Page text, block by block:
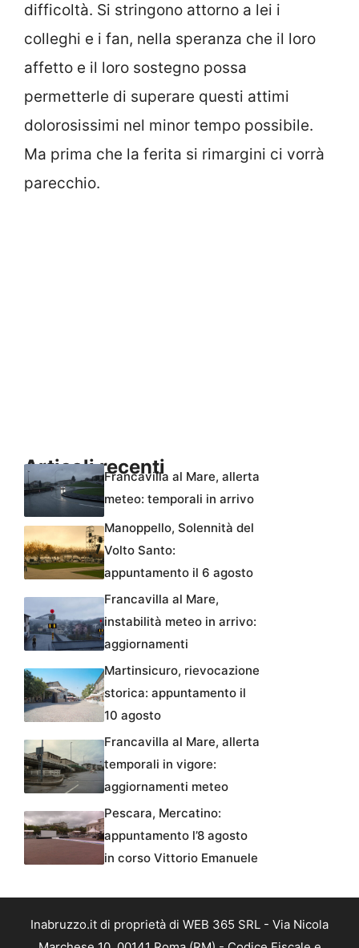
difficoltà. Si stringono attorno a lei i
colleghi e i fan, nella speranza che il loro
affetto e il loro sostegno possa
permetterle di superare questi attimi
dolorosissimi nel minor tempo possibile.
Ma prima che la ferita si rimargini ci vorrà
parecchio.
Articoli recentiFrancavilla al Mare, allerta
meteo: temporali in arrivo
Manoppello, Solennità del
Volto Santo:
appuntamento il 6 agosto
Francavilla al Mare,
instabilità meteo in arrivo:
aggiornamenti
Martinsicuro, rievocazione
storica: appuntamento il
10 agosto
Francavilla al Mare, allerta
temporali in vigore:
aggiornamenti meteo
Pescara, Mercatino:
appuntamento l’8 agosto
in corso Vittorio Emanuele
Inabruzzo.it di proprietà di WEB 365 SRL - Via Nicola